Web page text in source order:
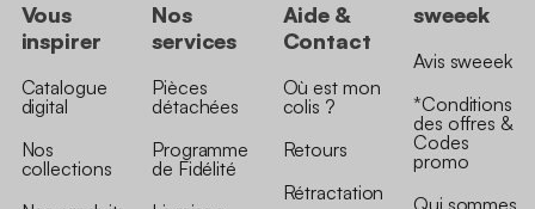
Vous
inspirer
Catalogue
digital
Nos
collections
Nos
services
Pièces
détachées
Programme
de Fidélité
Aide &
Contact
Où est mon
colis ?
Retours
Rétractation
sweeek
Avis sweeek
*Conditions
des offres &
Codes
promo